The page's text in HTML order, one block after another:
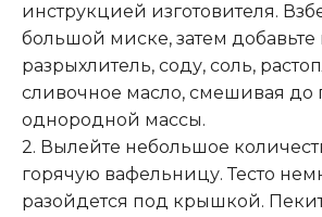
инструкцией изготовителя.
большой миске, затем добавьте
разрыхлитель, соду, соль,
сливочное масло, смешивая до
однородной массы.
2. Вылейте небольшое
горячую вафельницу. Тесто
разойдется под крышкой.